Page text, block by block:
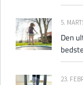
5.
Den
23.